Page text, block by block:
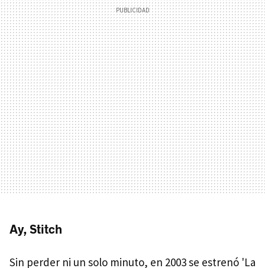
Ay, Stitch
Sin perder ni un solo minuto, en 2003 se estrenó 'La